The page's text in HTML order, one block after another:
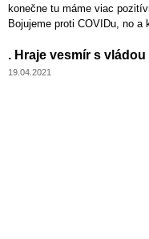
konečne tu máme viac
Bojujeme proti COVIDu, no
. Hraje vesmír s
19.04.2021